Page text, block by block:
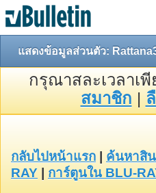
แสดงข้อมูลส่วนตัว:
กรุณาสละเวลาเ
สมาชิก |
กลับไปหน้าแรก ค้นหาสิ
RAY
การ์ตูนใน BLU-